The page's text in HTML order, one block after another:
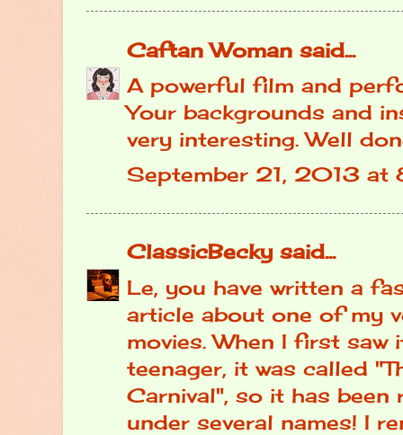
Caftan Woman said...
A powerful film and
Your backgrounds and
very interesting. Well
September 21, 2013 at
ClassicBeckysaid...
Le, you have written a
article about one of my
movies. When I first saw
teenager, it was called
Carnival", so it has been
under several names! I